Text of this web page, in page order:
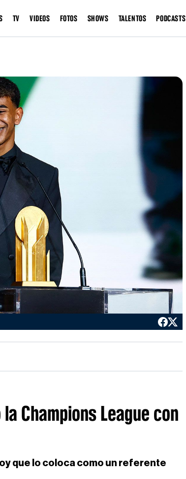
TV VIDEOS FOTOS SHOWS TALENTOS PODCASTS
Champions League con
que lo coloca como un referente